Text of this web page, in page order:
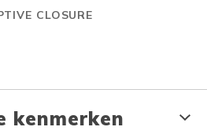
CLOSURE
kenmerken